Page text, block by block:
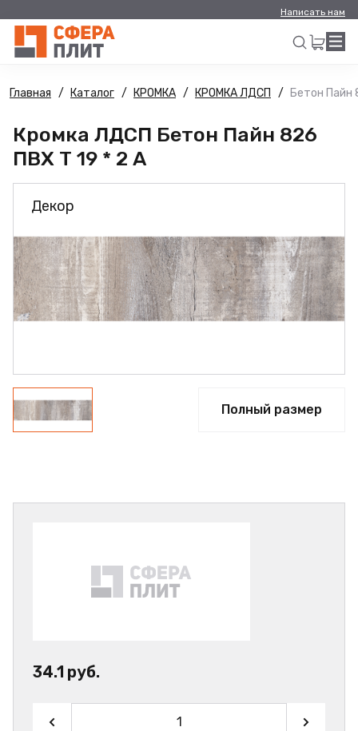
Написать нам
Искать
Главная Каталог КРОМКА КРОМКА ЛДСП Бетон Пайн
Кромка ЛДСП Бетон Пайн 826
ПВХ Т 19 * 2 А
Декор
Полный размер
34.1 руб.